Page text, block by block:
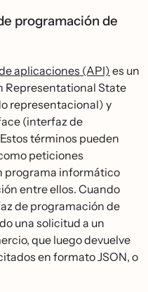
programación de
aplicaciones (API) es un
Representational State
representacional) y
(interfaz de
términos pueden
peticiones
programa informático
entre ellos. Cuando
de programación de
una solicitud a un
que luego devuelve
en formato JSON, o